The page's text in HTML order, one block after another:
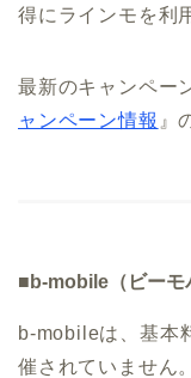
得にラインモを利
最新のキャンペー
ャンペーン情報 』
■b-mobile（ビーモ
b-mobileは、基本
催されていません。